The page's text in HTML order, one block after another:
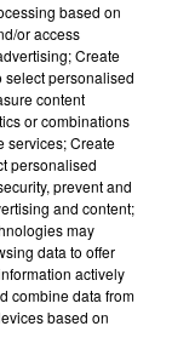
de « Love
single le plus
based on
or access
Create
select personalised
content
or combinations
services; Create
personalised
prevent and
and content;
may
data to offer
actively
combine data from
based on